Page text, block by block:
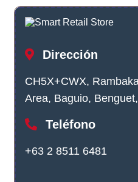
Dirección
CH5X+CWX,
Area, Baguio,
Teléfono
+63 2 8511 6481